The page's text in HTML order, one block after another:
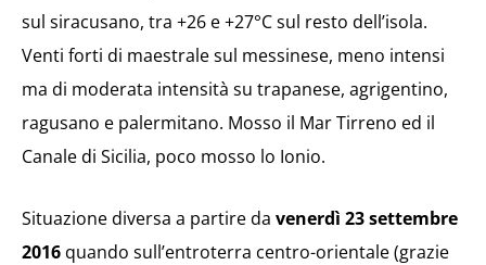
sul siracusano, tra +26 e +27°C sul resto dell’isola.
Venti forti di maestrale sul messinese, meno intensi
ma di moderata intensità su trapanese, agrigentino,
ragusano e palermitano. Mosso il Mar Tirreno ed il
Canale di Sicilia, poco mosso lo Ionio.
Situazione diversa a partire da venerdì 23 settembre
2016 quando sull’entroterra centro-orientale (grazie